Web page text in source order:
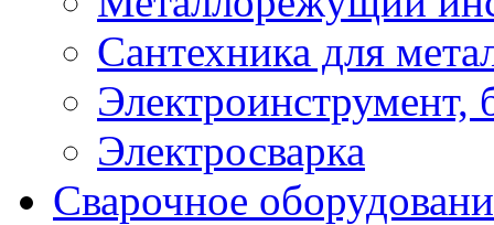
Сантехника для
Электроинструмент,
Электросварка
Сварочное